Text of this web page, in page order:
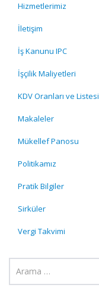
Hizmetlerimiz
İletişim
İş Kanunu IPC
İşçilik Maliyetleri
KDV Oranları ve Listesi
Makaleler
Mükellef Panosu
Politikamız
Pratik Bilgiler
Sirküler
Vergi Takvimi